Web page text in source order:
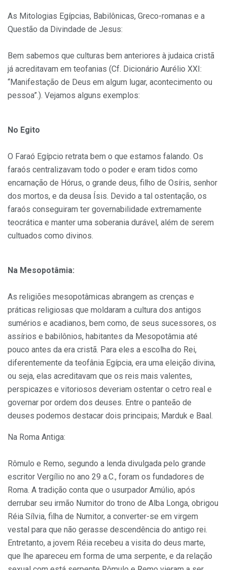
As Mitologias Egípcias, Babilônicas, Greco-romanas e a
Questão da Divindade de Jesus:
Bem sabemos que culturas bem anteriores à judaica cristã
já acreditavam em teofanias (Cf. Dicionário Aurélio XXI:
“Manifestação de Deus em algum lugar, acontecimento ou
pessoa”.). Vejamos alguns exemplos:
No Egito
O Faraó Egípcio retrata bem o que estamos falando. Os
faraós centralizavam todo o poder e eram tidos como
encarnação de Hórus, o grande deus, filho de Osíris, senhor
dos mortos, e da deusa Ísis. Devido a tal ostentação, os
faraós conseguiram ter governabilidade extremamente
teocrática e manter uma soberania durável, além de serem
cultuados como divinos.
Na Mesopotâmia:
As religiões mesopotâmicas abrangem as crenças e
práticas religiosas que moldaram a cultura dos antigos
sumérios e acadianos, bem como, de seus sucessores, os
assírios e babilônios, habitantes da Mesopotâmia até
pouco antes da era cristã. Para eles a escolha do Rei,
diferentemente da teofânia Egípcia, era uma eleição divina,
ou seja, elas acreditavam que os reis mais valentes,
perspicazes e vitoriosos deveriam ostentar o cetro real e
governar por ordem dos deuses. Entre o panteão de
deuses podemos destacar dois principais; Marduk e Baal.
Na Roma Antiga:
Rômulo e Remo, segundo a lenda divulgada pelo grande
escritor Vergílio no ano 29 a.C., foram os fundadores de
Roma. A tradição conta que o usurpador Amúlio, após
derrubar seu irmão Numitor do trono de Alba Longa, obrigou
Réia Sílvia, filha de Numitor, a converter-se em virgem
vestal para que não gerasse descendência do antigo rei.
Entretanto, a jovem Réia recebeu a visita do deus marte,
que lhe apareceu em forma de uma serpente, e da relação